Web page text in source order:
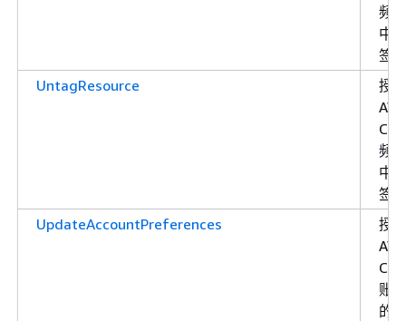
频
中
签
UntagResource
授
频
中
签
UpdateAccountPreferences
授
账
的